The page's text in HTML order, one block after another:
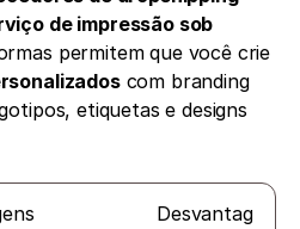
de impressão sob
com branding
etiquetas e designs
Desvantag